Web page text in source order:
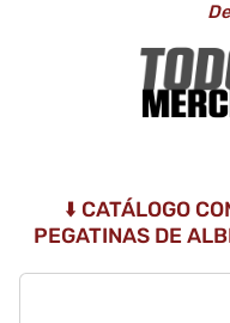
⬇️ CATÁLOGO
PEGATINAS DE